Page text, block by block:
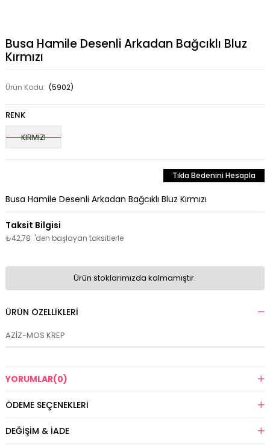
Busa Hamile Desenli Arkadan Bağcıklı Bluz
Kırmızı
Ürün Kodu: (5902)
RENK
KIRMIZI
Tıkla Bedenini Hesapla
Busa Hamile Desenli Arkadan Bağcıklı Bluz Kırmızı
₺42,78 'den başlayan taksitlerle
Ürün stoklarımızda kalmamıştır.
ÜRÜN ÖZELLIKLERI
AZİZ-MOS KREP
YORUMLAR(0)
ÖDEME SEÇENEKLERI
DEĞIŞIM & İADE